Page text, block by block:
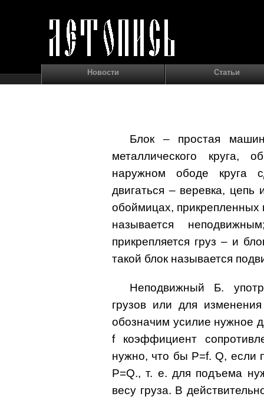
Новости Статьи
Блок – простая
металлического
наружном ободе круга
двигаться – веревка,
обоймицах, прикрепленных
называется
прикрепляется груз – и
такой блок называется
Неподвижный Б.
грузов или для
обозначим усилие нужное
f коэффициент
нужно, что бы P=f. Q, если
P=Q., т. е. для подъема
весу груза. В